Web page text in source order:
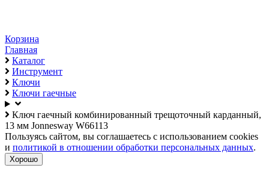
Корзина
Главная
Каталог
Инструмент
Ключи
Ключи гаечные
Ключ гаечный комбинированный трещоточный карданный,
13 мм Jonnesway W66113
Пользуясь сайтом, вы соглашаетесь с использованием cookies
и политикой в отношении обработки персональных данных.
Хорошо